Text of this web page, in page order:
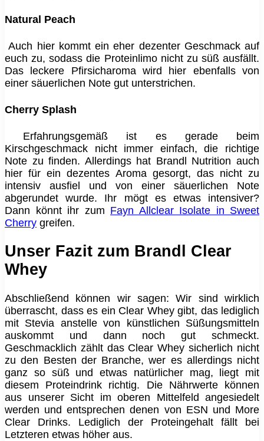
Natural Peach
Auch hier kommt ein eher dezenter Geschmack auf
euch zu, sodass die Proteinlimo nicht zu süß ausfällt.
Das leckere Pfirsicharoma wird hier ebenfalls von
einer säuerlichen Note gut unterstrichen.
Cherry Splash
Erfahrungsgemäß ist es gerade beim
Kirschgeschmack nicht immer einfach, die richtige
Note zu finden. Allerdings hat Brandl Nutrition auch
hier für ein dezentes Aroma gesorgt, das nicht zu
intensiv ausfiel und von einer säuerlichen Note
abgerundet wurde. Ihr mögt es etwas intensiver?
Dann könnt ihr zum Fayn Allclear Isolate in Sweet
Cherry greifen.
Unser Fazit zum Brandl Clear
Whey
Abschließend können wir sagen: Wir sind wirklich
überrascht, dass es ein Clear Whey gibt, das lediglich
mit Stevia anstelle von künstlichen Süßungsmitteln
auskommt und dann noch gut schmeckt.
Geschmacklich zählt das Clear Whey sicherlich nicht
zu den Besten der Branche, wer es allerdings nicht
ganz so süß und etwas natürlicher mag, liegt mit
diesem Proteindrink richtig. Die Nährwerte können
aus unserer Sicht im oberen Mittelfeld angesiedelt
werden und entsprechen denen von ESN und More
Clear Drinks. Lediglich der Proteingehalt fällt bei
Letzteren etwas höher aus.